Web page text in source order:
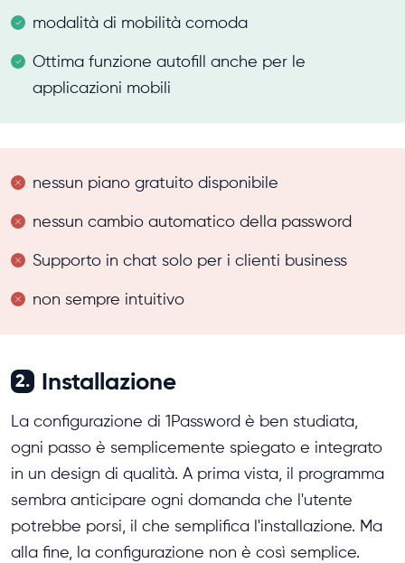
modalità di mobilità comoda
Ottima funzione autofill anche per le
applicazioni mobili
nessun piano gratuito disponibile
nessun cambio automatico della password
Supporto in chat solo per i clienti business
non sempre intuitivo
2. Installazione
La configurazione di 1Password è ben studiata,
ogni passo è semplicemente spiegato e integrato
in un design di qualità. A prima vista, il programma
sembra anticipare ogni domanda che l'utente
potrebbe porsi, il che semplifica l'installazione. Ma
alla fine, la configurazione non è così semplice.